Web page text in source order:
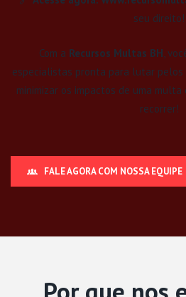
seu direito!
Com a Recursos Multas BH,
especialistas pronta para lutar
minimizar os impactos de uma multa
recorrer!
FALE AGORA COM NOSSA EQUIPE